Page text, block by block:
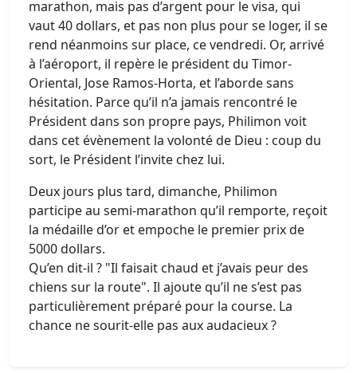
marathon, mais pas d’argent pour le visa, qui
vaut 40 dollars, et pas non plus pour se loger, il se
rend néanmoins sur place, ce vendredi. Or, arrivé
à l’aéroport, il repère le président du Timor-
Oriental, Jose Ramos-Horta, et l’aborde sans
hésitation. Parce qu’il n’a jamais rencontré le
Président dans son propre pays, Philimon voit
dans cet évènement la volonté de Dieu : coup du
sort, le Président l’invite chez lui.
Deux jours plus tard, dimanche, Philimon
participe au semi-marathon qu’il remporte, reçoit
la médaille d’or et empoche le premier prix de
5000 dollars.
Qu’en dit-il ? "Il faisait chaud et j’avais peur des
chiens sur la route". Il ajoute qu’il ne s’est pas
particulièrement préparé pour la course. La
chance ne sourit-elle pas aux audacieux ?